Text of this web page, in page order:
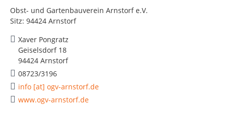
Obst- und Gartenbauverein Arnstorf e.V.
Sitz: 94424 Arnstorf
Xaver Pongratz
Geiselsdorf 18
94424 Arnstorf
08723/3196
info [at] ogv-arnstorf.de
www.ogv-arnstorf.de